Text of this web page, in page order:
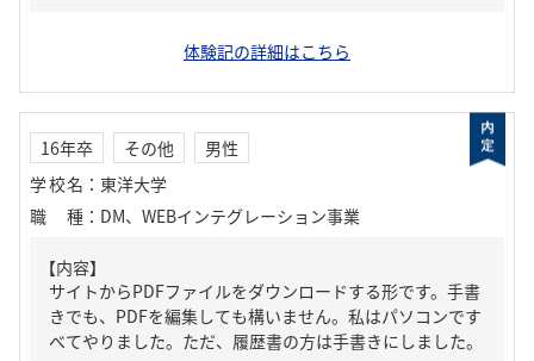
体験記の詳細はこちら
16年卒 その他
男性
学校名 ： 東洋大学
職種 ： DM、WEBインテグレーション事業
【内容】
サイトからPDFファイルをダウンロードする形です。手書
きでも、PDFを編集しても構いません。私はパソコンです
べてやりました。ただ、履歴書の方は手書きにしました。